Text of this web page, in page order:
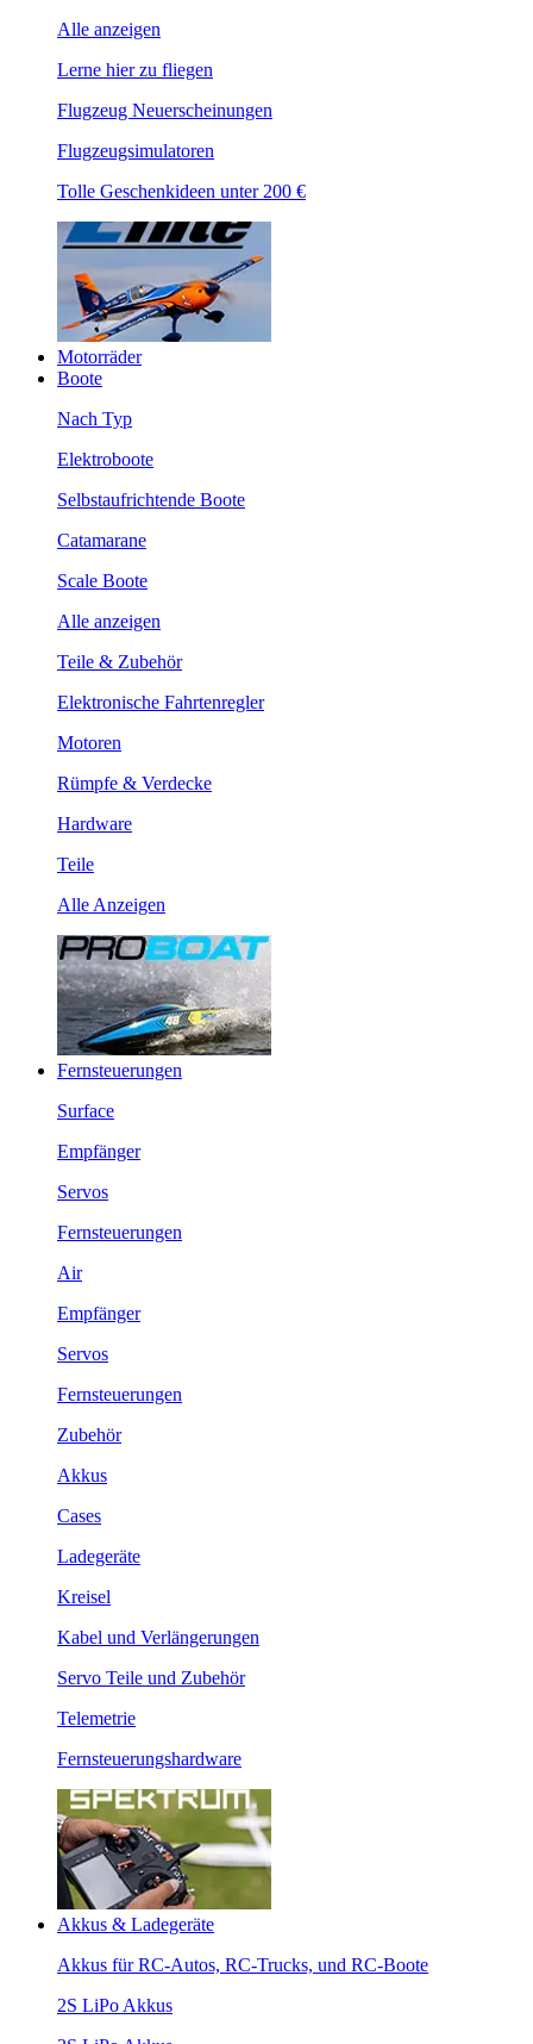
Alle anzeigen
Lerne hier zu fliegen
Flugzeug Neuerscheinungen
Flugzeugsimulatoren
Tolle Geschenkideen unter 200 €
Motorräder
Boote
Nach Typ
Elektroboote
Selbstaufrichtende Boote
Catamarane
Scale Boote
Alle anzeigen
Teile & Zubehör
Elektronische Fahrtenregler
Motoren
Rümpfe & Verdecke
Hardware
Teile
Alle Anzeigen
Fernsteuerungen
Surface
Empfänger
Servos
Fernsteuerungen
Air
Empfänger
Servos
Fernsteuerungen
Zubehör
Akkus
Cases
Ladegeräte
Kreisel
Kabel und Verlängerungen
Servo Teile und Zubehör
Telemetrie
Fernsteuerungshardware
Akkus & Ladegeräte
Akkus für RC-Autos, RC-Trucks, und RC-Boote
2S LiPo Akkus